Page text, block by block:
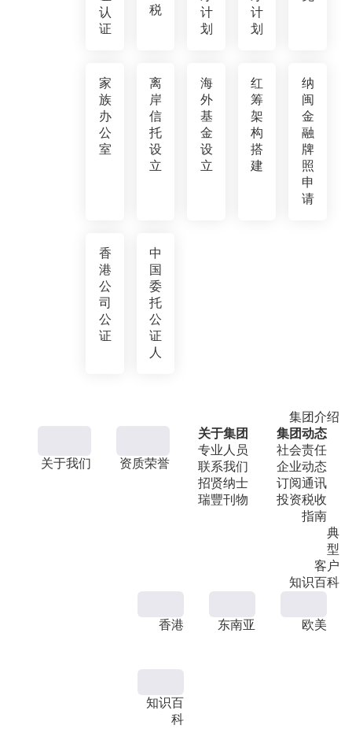
认
证
税
计
划
计
划
家
族
办
公
室
离
岸
信
托
设
立
海
外
基
金
设
立
红
筹
架
构
搭
建
纳
闽
金
融
牌
照
申
请
香
港
公
司
公
证
中
国
委
托
公
证
人
集团介绍
关于我们 资质荣誉
关于集团
专业人员
联系我们
招贤纳士
瑞豐刊物
集团动态
社会责任
企业动态
订阅通讯
投资税收
指南
典
型
客户
知识百科
香港 东南亚 欧美
知识百
科